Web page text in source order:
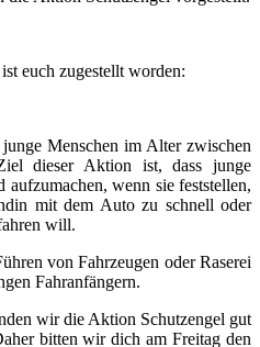
euch zugestellt worden:
Menschen im Alter zwischen
dieser Aktion ist, dass junge
wenn sie feststellen,
mit dem Auto zu schnell oder
will.
von Fahrzeugen oder Raserei
Fahranfängern.
wir die Aktion Schutzengel gut
bitten wir dich am Freitag den